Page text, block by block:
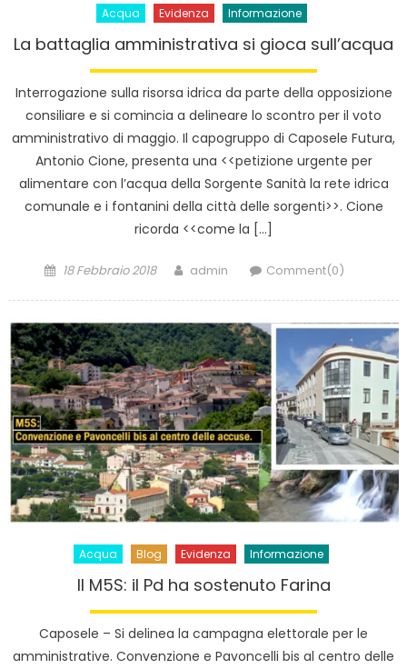
Acqua Evidenza Informazione
La battaglia amministrativa si gioca sull’acqua
Interrogazione sulla risorsa idrica da parte della opposizione
consiliare e si comincia a delineare lo scontro per il voto
amministrativo di maggio. Il capogruppo di Caposele Futura,
Antonio Cione, presenta una <<petizione urgente per
alimentare con l’acqua della Sorgente Sanità la rete idrica
comunale e i fontanini della città delle sorgenti>>. Cione
ricorda <<come la […]
Posted
18 Febbraio 2018 Author
admin Comment(0)
Acqua Blog Evidenza Informazione
Il M5S: il Pd ha sostenuto Farina
Caposele – Si delinea la campagna elettorale per le
amministrative. Convenzione e Pavoncelli bis al centro delle